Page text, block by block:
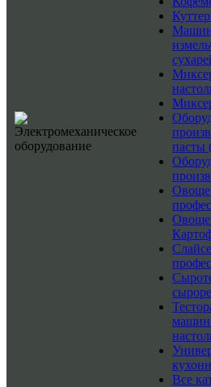
пасты
Все